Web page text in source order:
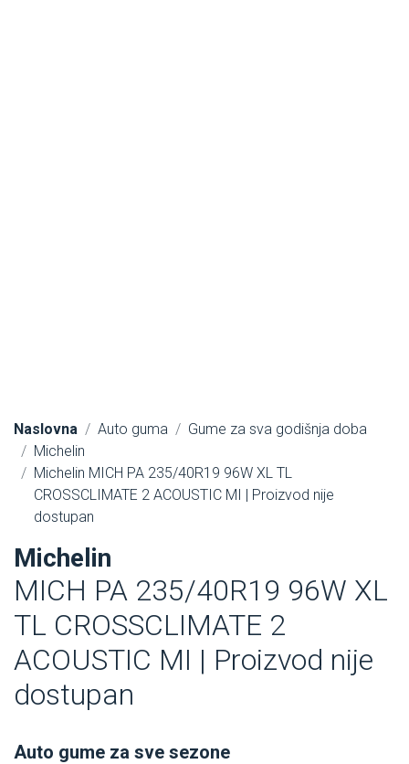
Naslovna Auto guma
Gume za sva godišnja doba
Michelin
Michelin MICH PA 235/40R19 96W XL TL
CROSSCLIMATE 2 ACOUSTIC MI | Proizvod nije
dostupan
Michelin
MICH PA 235/40R19 96W XL
TL CROSSCLIMATE 2
ACOUSTIC MI | Proizvod nije
dostupan
Auto gume za sve sezone